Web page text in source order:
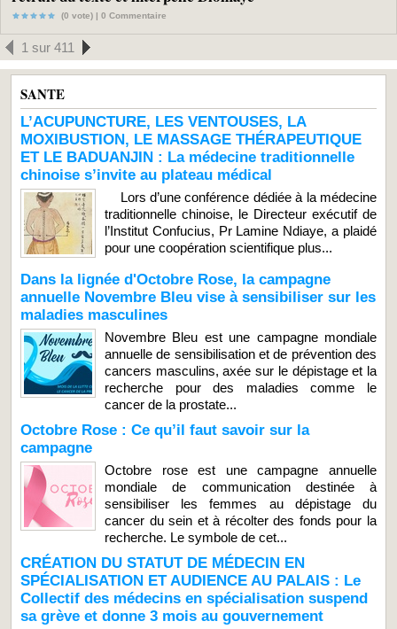
(0 vote) | 0 Commentaire
1 sur 411
SANTE
L’ACUPUNCTURE, LES VENTOUSES, LA
MOXIBUSTION, LE MASSAGE THÉRAPEUTIQUE
ET LE BADUANJIN : La médecine traditionnelle
chinoise s’invite au plateau médical
Lors d’une conférence dédiée à la médecine
traditionnelle chinoise, le Directeur exécutif de
l’Institut Confucius, Pr Lamine Ndiaye, a plaidé
pour une coopération scientifique plus...
Dans la lignée d'Octobre Rose, la campagne
annuelle Novembre Bleu vise à sensibiliser sur les
maladies masculines
Novembre Bleu est une campagne mondiale
annuelle de sensibilisation et de prévention des
cancers masculins, axée sur le dépistage et la
recherche pour des maladies comme le
cancer de la prostate...
Octobre Rose : Ce qu’il faut savoir sur la
campagne
Octobre rose est une campagne annuelle
mondiale de communication destinée à
sensibiliser les femmes au dépistage du
cancer du sein et à récolter des fonds pour la
recherche. Le symbole de cet...
CRÉATION DU STATUT DE MÉDECIN EN
SPÉCIALISATION ET AUDIENCE AU PALAIS : Le
Collectif des médecins en spécialisation suspend
sa grève et donne 3 mois au gouvernement